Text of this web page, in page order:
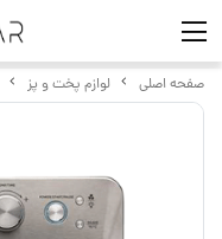
صفحه اصلی لوازم پخت و پز